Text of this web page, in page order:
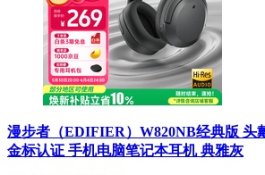
漫步者（EDIFIER）W820NB经典版 头
金标认证 手机电脑笔记本耳机 典雅灰